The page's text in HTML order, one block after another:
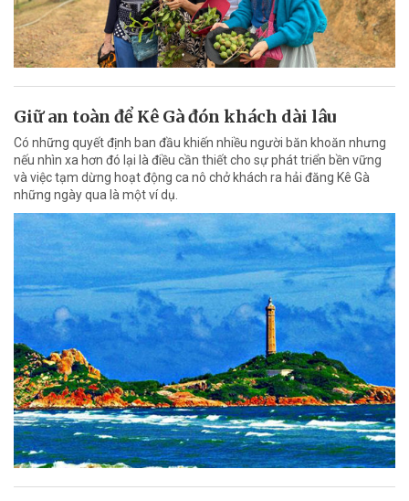
Giữ an toàn để Kê Gà đón khách dài lâu
Có những quyết định ban đầu khiến nhiều người băn khoăn nhưng
nếu nhìn xa hơn đó lại là điều cần thiết cho sự phát triển bền vững
và việc tạm dừng hoạt động ca nô chở khách ra hải đăng Kê Gà
những ngày qua là một ví dụ.